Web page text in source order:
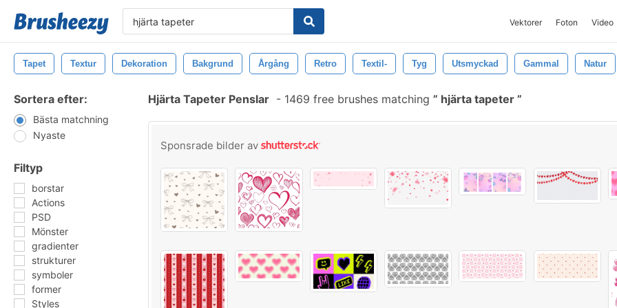
Vektorer Foton Video
Tapet Textur Dekoration Bakgrund Årgång Retro Textil- Tyg Utsmyckad Gammal Natur
Sortera efter:
Bästa matchning
Nyaste
Filtyp
borstar
Actions
PSD
Mönster
gradienter
strukturer
symboler
former
Styles
Hjärta Tapeter Penslar - 1469 free brushes matching hjärta tapeter
Sponsrade bilder av